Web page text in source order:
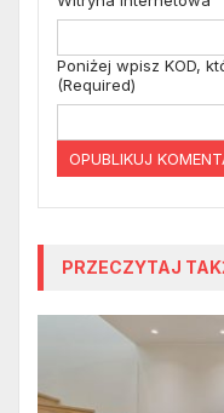
Poniżej wpisz KOD,
(Required)
PRZECZYTAJ